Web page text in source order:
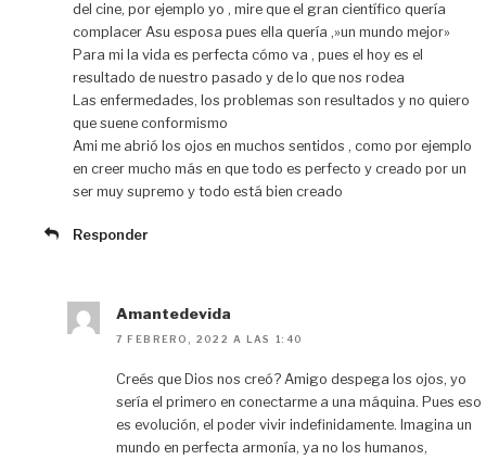
del cine, por ejemplo yo , mire que el gran científico quería
complacer Asu esposa pues ella quería ,»un mundo mejor»
Para mi la vida es perfecta cómo va , pues el hoy es el
resultado de nuestro pasado y de lo que nos rodea
Las enfermedades, los problemas son resultados y no quiero
que suene conformismo
Ami me abrió los ojos en muchos sentidos , como por ejemplo
en creer mucho más en que todo es perfecto y creado por un
ser muy supremo y todo está bien creado
Responder
Amantedevida
7 FEBRERO, 2022 A LAS 1:40
Creés que Dios nos creó? Amigo despega los ojos, yo
sería el primero en conectarme a una máquina. Pues eso
es evolución, el poder vivir indefinidamente. Imagina un
mundo en perfecta armonía, ya no los humanos,